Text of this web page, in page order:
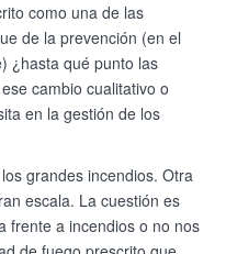
como una de las
de la prevención (en el
¿hasta qué punto las
cambio cualitativo o
en la gestión de los
grandes incendios. Otra
escala. La cuestión es
frente a incendios o no nos